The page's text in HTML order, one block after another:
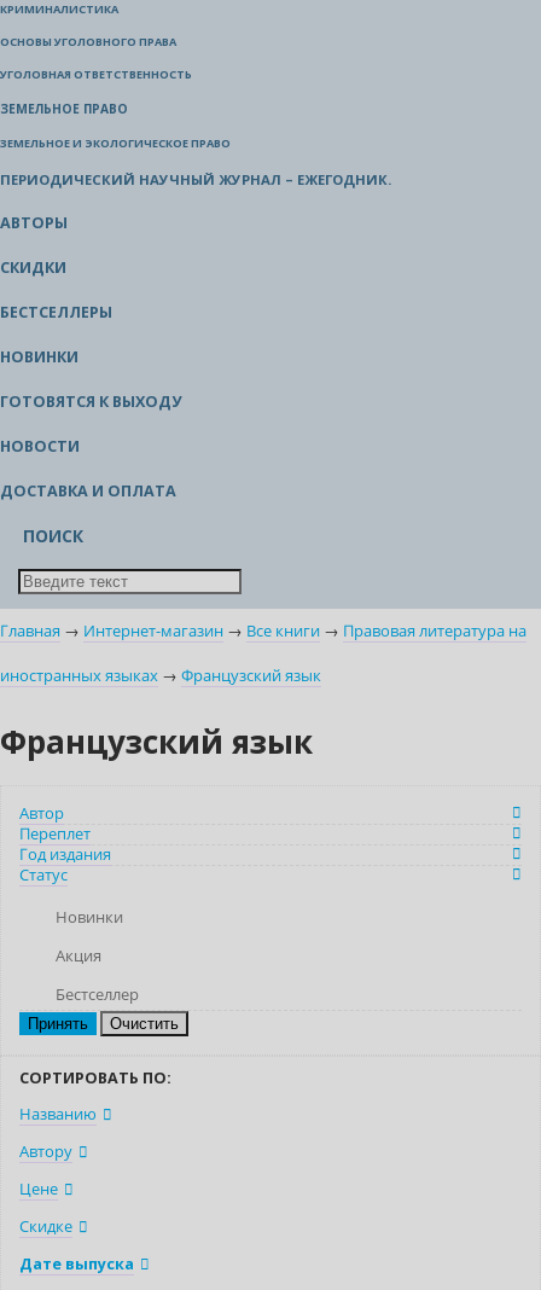
КРИМИНАЛИСТИКА
ОСНОВЫ УГОЛОВНОГО ПРАВА
УГОЛОВНАЯ ОТВЕТСТВЕННОСТЬ
ЗЕМЕЛЬНОЕ ПРАВО
ЗЕМЕЛЬНОЕ И ЭКОЛОГИЧЕСКОЕ ПРАВО
ПЕРИОДИЧЕСКИЙ НАУЧНЫЙ ЖУРНАЛ – ЕЖЕГОДНИК.
АВТОРЫ
СКИДКИ
БЕСТСЕЛЛЕРЫ
НОВИНКИ
ГОТОВЯТСЯ К ВЫХОДУ
НОВОСТИ
ДОСТАВКА И ОПЛАТА
ПОИСК
Главная → Интернет-магазин → Все книги → Правовая литература на
иностранных языках → Французский язык
Французский язык
Автор
Переплет
Год издания
Статус
Новинки
Акция
Бестселлер
Очистить
СОРТИРОВАТЬ ПО:
Названию
Автору
Цене
Скидке
Дате выпуска